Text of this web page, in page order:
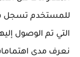
للمستخدم تسجل
التي تم الوصول
نعرف مدى